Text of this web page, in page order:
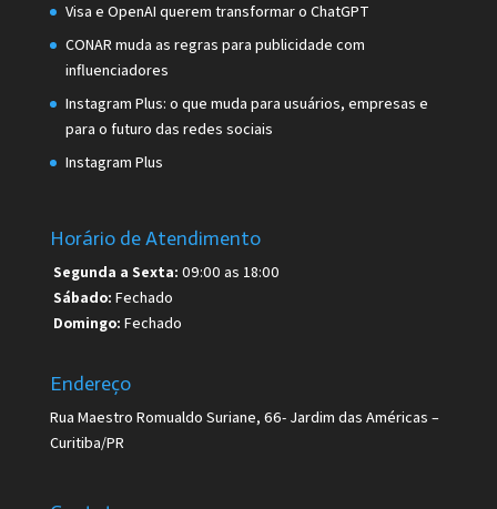
Visa e OpenAI querem transformar o ChatGPT
CONAR muda as regras para publicidade com
influenciadores
Instagram Plus: o que muda para usuários, empresas e
para o futuro das redes sociais
Instagram Plus
Horário de Atendimento
Segunda a Sexta: 09:00 as 18:00
Sábado: Fechado
Domingo: Fechado
Endereço
Rua Maestro Romualdo Suriane, 66- Jardim das Américas –
Curitiba/PR